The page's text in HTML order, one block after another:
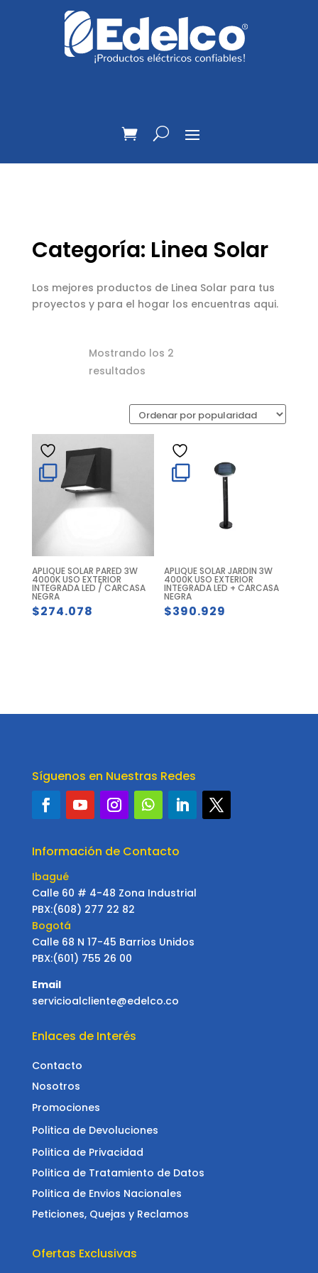
Categoría: Linea Solar
Los mejores productos de Linea Solar para tus
proyectos y para el hogar los encuentras aqui.
Mostrando los 2
resultadosOrdenado
popularidad
APLIQUE SOLAR PARED 3W
4000K USO EXTERIOR
INTEGRADA LED / CARCASA
NEGRA
$274.078
APLIQUE SOLAR JARDIN 3W
4000K USO EXTERIOR
INTEGRADA LED + CARCASA
NEGRA
$390.929
Síguenos en Nuestras Redes
Información de Contacto
Ibagué
Calle 60 # 4-48 Zona Industrial
PBX:(608) 277 22 82
Bogotá
Calle 68 N 17-45 Barrios Unidos
PBX:(601) 755 26 00
Email
servicioalcliente@edelco.co
Enlaces de Interés
Contacto
Nosotros
Promociones
Politica de Devoluciones
Politica de Privacidad
Politica de Tratamiento de Datos
Politica de Envios Nacionales
Peticiones, Quejas y Reclamos
Ofertas Exclusivas